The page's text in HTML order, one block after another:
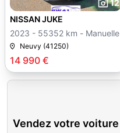
12
14 990 €
NISSAN JUKE
2023 - 55352 km - Manuelle
Neuvy (41250)
Vendez votre voiture